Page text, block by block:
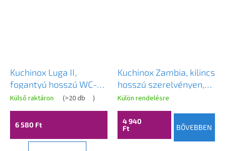
Kuchinox Luga II,
fogantyú hosszú WC-
szerelvényen, matt
fekete, LAV-KS2_913A
Külső raktáron (>20 db )
6 580 Ft
Kuchinox Zambia, kilincs
hosszú szerelvényen,
szatén, LAV-KAB_3M1A
Külön rendelésre
4 940
Ft
BŐVEBBEN